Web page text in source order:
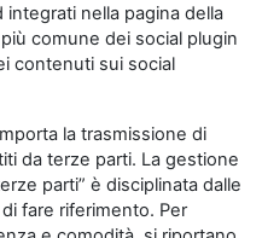
nella pagina della
comune dei social plugin
contenuti sui social
la trasmissione di
da terze parti. La gestione
parti” è disciplinata dalle
fare riferimento. Per